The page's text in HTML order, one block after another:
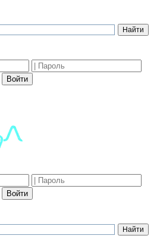
Войти
Войти